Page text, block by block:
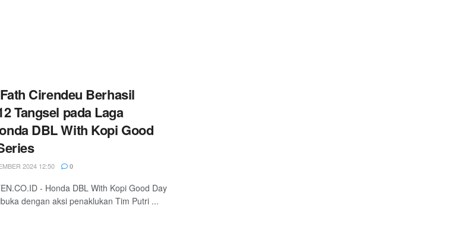
Cirendeu Berhasil
Tangsel pada Laga
DBL With Kopi Good
2024 12:50 0
- Honda DBL With Kopi Good Day
dengan aksi penaklukan Tim Putri ...